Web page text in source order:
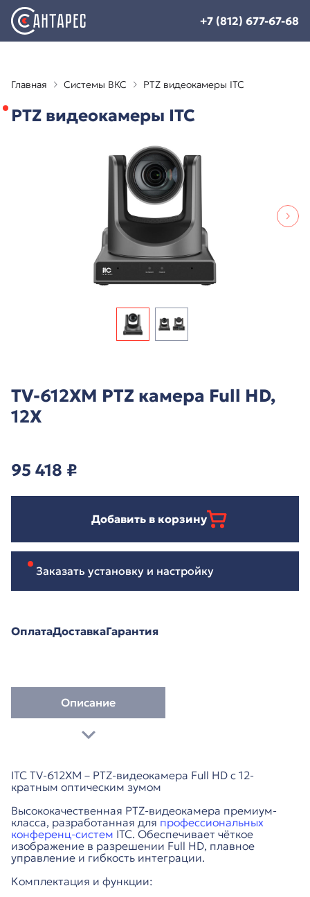
+7 (812) 677-67-68
Главная Системы ВКС PTZ видеокамеры ITC
PTZ видеокамеры ITC
TV-612XM PTZ камера Full HD,
12X
95 418 ₽
Добавить в корзину
Заказать установку и настройку
ОплатаДоставкаГарантия
Описание
ITC TV-612XM – PTZ-видеокамера Full HD с 12-
кратным оптическим зумом
Высококачественная PTZ-видеокамера премиум-
класса, разработанная для профессиональных
конференц-систем ITC. Обеспечивает чёткое
изображение в разрешении Full HD, плавное
управление и гибкость интеграции.
Комплектация и функции: